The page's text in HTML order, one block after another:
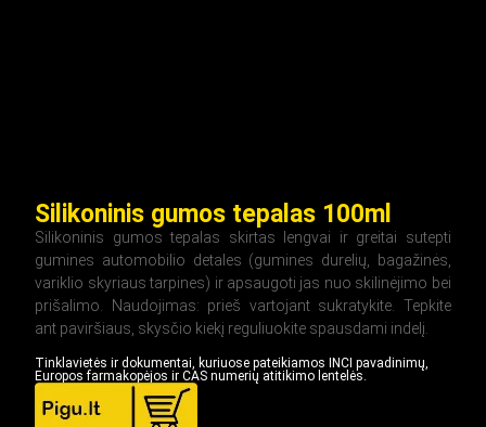
Silikoninis gumos tepalas 100ml
Silikoninis gumos tepalas skirtas lengvai ir greitai sutepti
gumines automobilio detales (gumines durelių, bagažinės,
variklio skyriaus tarpines) ir apsaugoti jas nuo skilinėjimo bei
prišalimo. Naudojimas: prieš vartojant sukratykite. Tepkite
ant paviršiaus, skysčio kiekį reguliuokite spausdami indelį.
Tinklavietės ir dokumentai, kuriuose pateikiamos INCI pavadinimų,
Europos farmakopėjos ir CAS numerių atitikimo lentelės.